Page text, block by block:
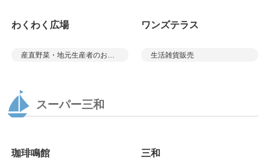
わくわく広場 ワンズテラス
生活雑貨販売
スーパー三和
珈琲鳴館 三和